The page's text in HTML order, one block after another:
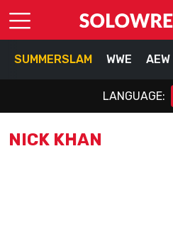
SUMMERSLAM WWE AEW
LANGUAGE:
NICK KHAN